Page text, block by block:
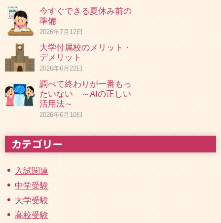
今すぐできる夏休み前の
準備
2026年7月12日
大学付属校のメリット・
デメリット
2026年6月22日
調べて終わりが一番もっ
たいない ～AIの正しい
活用法～
2026年6月10日
入試関連
中学受験
大学受験
高校受験